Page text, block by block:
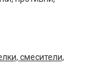
смесители,